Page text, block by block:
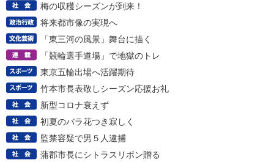
梅の収穫シーズンが到来！
将来都市像の実現へ
「東三河の風景」舞台に描く
「競輪選手道場」で地獄のトレ
東京五輪出場へ活躍期待
竹本市長表敬しシーズン応援お礼
新型コロナ衰えず
初夏のバラ花つき寂しく
監禁容疑で男５人逮捕
蒲郡市長にシトラスリボン贈る